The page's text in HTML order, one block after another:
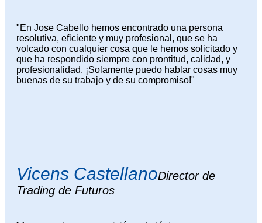
"En Jose Cabello hemos encontrado una persona
resolutiva, eficiente y muy profesional, que se ha
volcado con cualquier cosa que le hemos solicitado y
que ha respondido siempre con prontitud, calidad, y
profesionalidad. ¡Solamente puedo hablar cosas muy
buenas de su trabajo y de su compromiso!"
Vicens CastellanoDirector de
Trading de Futuros